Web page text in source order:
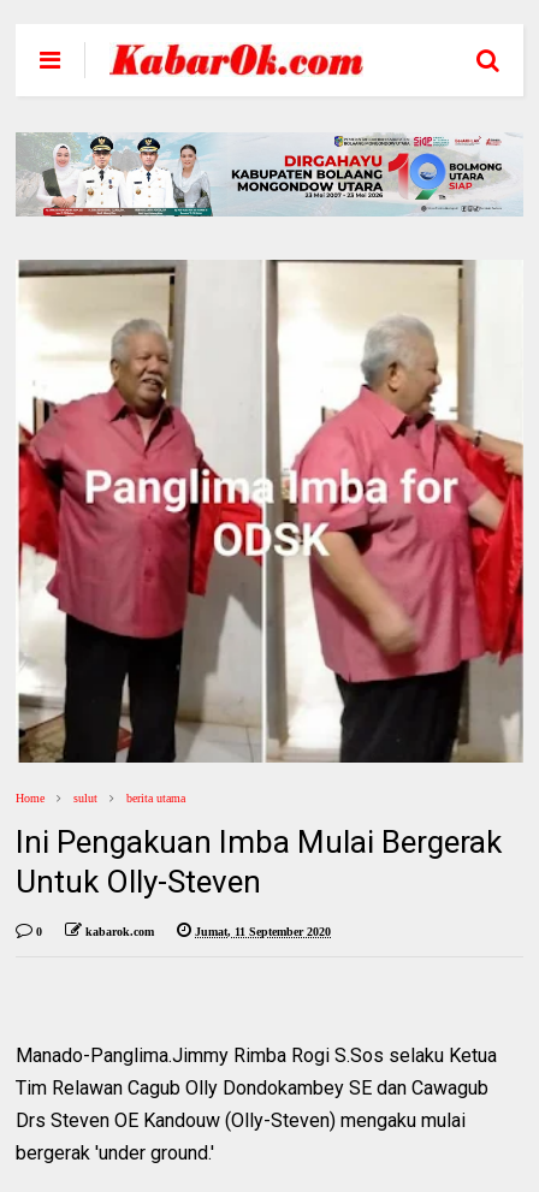
Home sulut berita utama
Ini Pengakuan Imba Mulai Bergerak
Untuk Olly-Steven
0 kabarok.com Jumat, 11 September 2020
Manado-Panglima.Jimmy Rimba Rogi S.Sos selaku Ketua
Tim Relawan Cagub Olly Dondokambey SE dan Cawagub
Drs Steven OE Kandouw (Olly-Steven) mengaku mulai
bergerak 'under ground.'